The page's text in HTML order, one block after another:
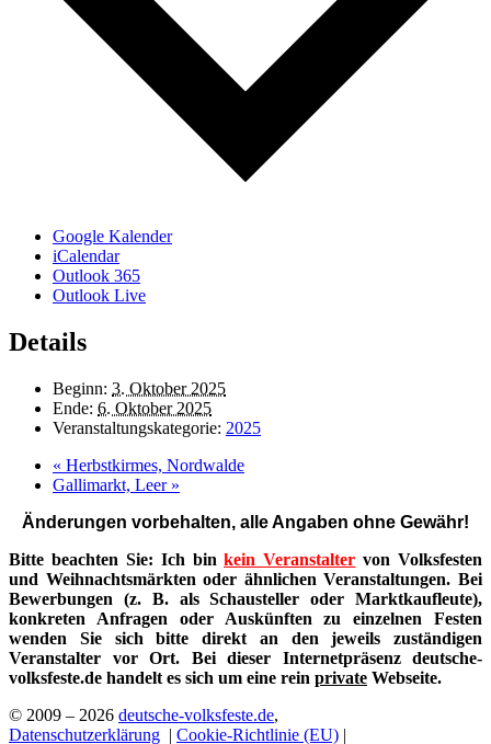
Google Kalender
iCalendar
Outlook 365
Outlook Live
Details
Beginn: 3. Oktober 2025
Ende: 6. Oktober 2025
Veranstaltungskategorie: 2025
« Herbstkirmes, Nordwalde
Gallimarkt, Leer »
Änderungen vorbehalten, alle Angaben ohne Gewähr!
Bitte beachten Sie: Ich binkein Veranstalter von Volksfesten
und Weihnachtsmärkten oder ähnlichen Veranstaltungen. Bei
Bewerbungen (z. B. als Schausteller oder Marktkaufleute),
konkreten Anfragen oder Auskünften zu einzelnen Festen
wenden Sie sich bitte direkt an den jeweils zuständigen
Veranstalter vor Ort. Bei dieser Internetpräsenz deutsche-
volksfeste.de handelt es sich um eine rein private Webseite.
© 2009 – 2026 deutsche-volksfeste.de,
Datenschutzerklärung | Cookie-Richtlinie (EU) |